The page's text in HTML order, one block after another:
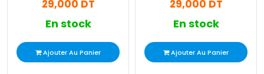
29,000 DT
En stock
Ajouter Au Panier
29,000 DT
En stock
Ajouter Au Panier